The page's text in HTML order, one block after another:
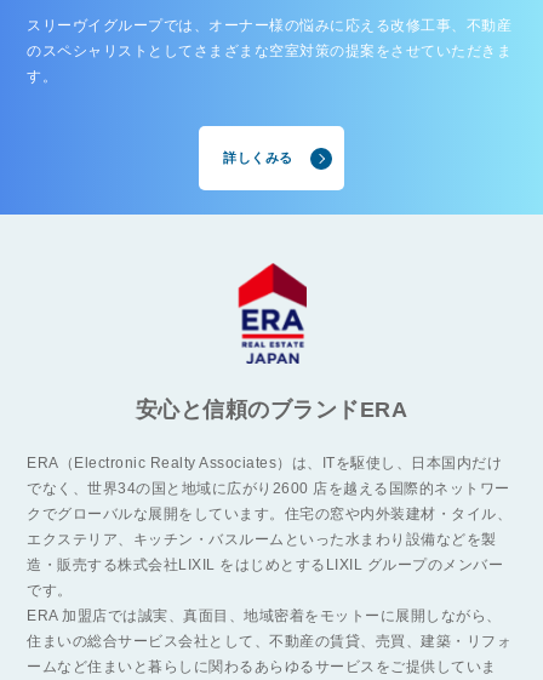
スリーヴイグループでは、オーナー様の悩みに応える改修工事、不動産
のスペシャリストとしてさまざまな空室対策の提案をさせていただきま
す。
詳しくみる
安心と信頼のブランドERA
ERA（Electronic Realty Associates）は、ITを駆使し、日本国内だけ
でなく、世界34の国と地域に広がり2600 店を越える国際的ネットワー
クでグローバルな展開をしています。住宅の窓や内外装建材・タイル、
エクステリア、キッチン・バスルームといった水まわり設備などを製
造・販売する株式会社LIXIL をはじめとするLIXIL グループのメンバー
です。
ERA 加盟店では誠実、真面目、地域密着をモットーに展開しながら、
住まいの総合サービス会社として、不動産の賃貸、売買、建築・リフォ
ームなど住まいと暮らしに関わるあらゆるサービスをご提供していま